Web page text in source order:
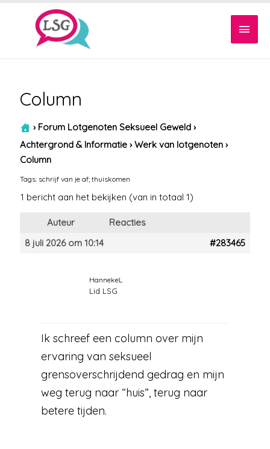
Column
› Forum Lotgenoten Seksueel Geweld ›
Achtergrond & Informatie › Werk van lotgenoten ›
Column
Tags: schrijf van je af; thuiskomen
1 bericht aan het bekijken (van in totaal 1)
Auteur
Reacties
8 juli 2026 om 10:14
#283465
HannekeL
Lid LSG
Ik schreef een column over mijn
ervaring van seksueel
grensoverschrijdend gedrag en mijn
weg terug naar “huis”, terug naar
betere tijden.